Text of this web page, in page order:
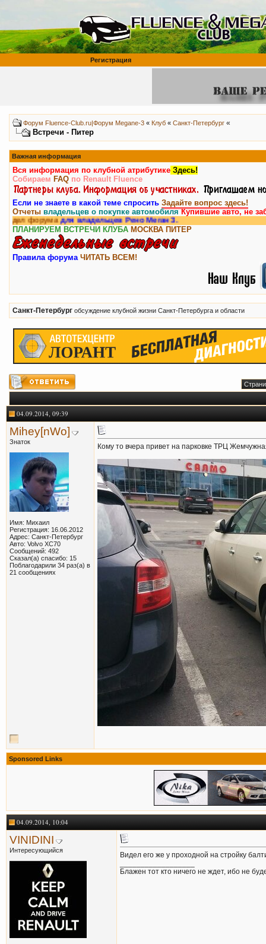
Регистрация
Форум Fluence-Club.ru|Форум Megane-3 « Клуб « Санкт-Петербург «
Встречи - Питер
Важная информация
Вся информация по клубной атрибутике Здесь!
Собираем FAQ по Renault Fluence
Если не знаете в какой теме спросить Задайте вопрос здесь!
Отчеты владельцев о покупке автомобиляКупившие авто, не
для владельцев Рено Меган 3.
ПЛАНИРУЕМ ВСТРЕЧИ КЛУБА МОСКВА ПИТЕР
Правила форума ЧИТАТЬ ВСЕМ!
Санкт-Петербург обсуждение клубной жизни Санкт-Петербурга и области
04.09.2014, 09:39
Mihey[nWo]
Знаток
Имя: Михаил
Регистрация: 16.06.2012
Адрес: Санкт-Петербург
Авто: Volvo XC70
Сообщений: 492
Сказал(а) спасибо: 15
Поблагодарили 34 раз(а) в
21 сообщениях
Кому то вчера привет на парковке ТРЦ
Sponsored Links
04.09.2014, 10:04
VINIDINI
Интересующийся
Видел его же у проходной на стройку
Блажен тот кто ничего не ждет, ибо не